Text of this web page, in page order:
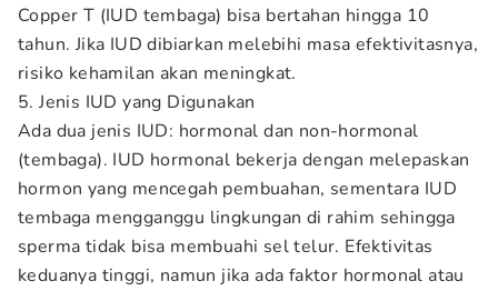
Copper T (IUD tembaga) bisa bertahan hingga 10
tahun. Jika IUD dibiarkan melebihi masa efektivitasnya,
risiko kehamilan akan meningkat.
5. Jenis IUD yang Digunakan
Ada dua jenis IUD: hormonal dan non-hormonal
(tembaga). IUD hormonal bekerja dengan melepaskan
hormon yang mencegah pembuahan, sementara IUD
tembaga mengganggu lingkungan di rahim sehingga
sperma tidak bisa membuahi sel telur. Efektivitas
keduanya tinggi, namun jika ada faktor hormonal atau